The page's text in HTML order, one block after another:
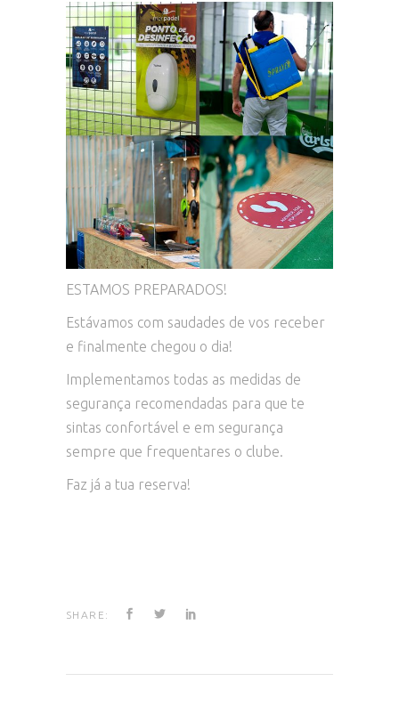
ESTAMOS PREPARADOS!
Estávamos com saudades de vos receber
e finalmente chegou o dia!
Implementamos todas as medidas de
segurança recomendadas para que te
sintas confortável e em segurança
sempre que frequentares o clube.
Faz já a tua reserva!
SHARE: